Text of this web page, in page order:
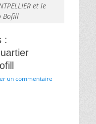
et le
Bofill
:
un commentaire